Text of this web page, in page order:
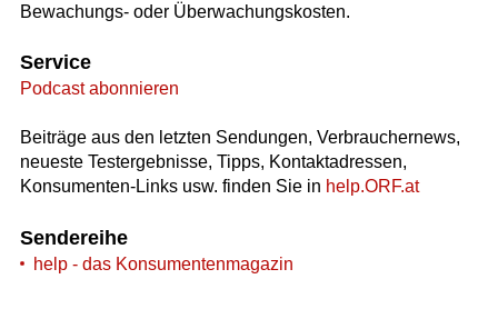
Bewachungs- oder Überwachungskosten.
Service
Podcast abonnieren
Beiträge aus den letzten Sendungen, Verbrauchernews,
neueste Testergebnisse, Tipps, Kontaktadressen,
Konsumenten-Links usw. finden Sie in help.ORF.at
Sendereihe
help - das Konsumentenmagazin